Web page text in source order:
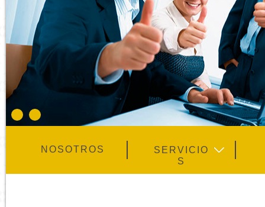
NOSOTROS
SERVICIO
S